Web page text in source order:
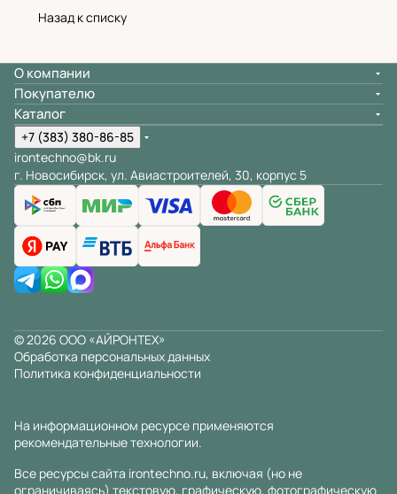
Назад к списку
О компании
Покупателю
Каталог
+7 (383) 380-86-85
irontechno@bk.ru
г. Новосибирск, ул. Авиастроителей, 30, корпус 5
© 2026 ООО «АЙРОНТЕХ»
Обработка персональных данных
Политика конфиденциальности
На информационном ресурсе применяются
рекомендательные технологии.
Все ресурсы сайта irontechno.ru, включая (но не
ограничиваясь) текстовую, графическую, фотографическую